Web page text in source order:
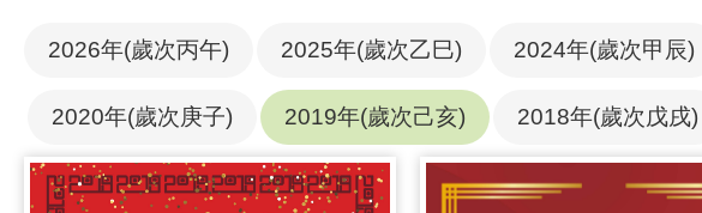
2026年(歲次丙午) 2025年(歲次乙巳) 2024年(歲次甲辰)
2020年(歲次庚子) 2019年(歲次己亥) 2018年(歲次戊戌)